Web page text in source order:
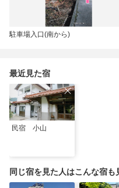
駐車場入口(南から)
最近見た宿
民宿 小山
同じ宿を見た人はこんな宿も